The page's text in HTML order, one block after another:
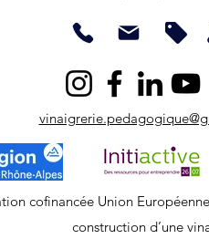
cofinancée Union
construction d’une